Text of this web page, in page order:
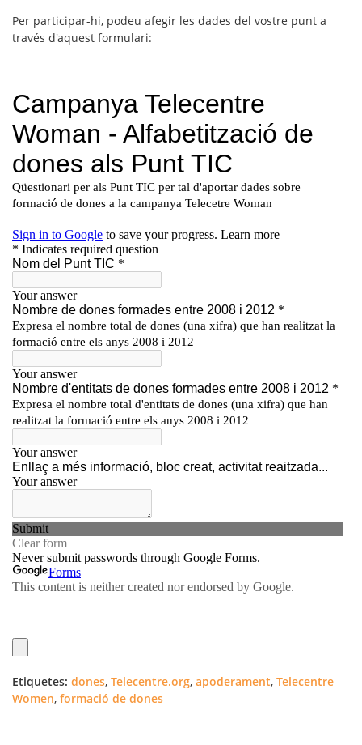
Per participar-hi, podeu afegir les dades del vostre punt a
través d'aquest formulari:
Etiquetes: dones, Telecentre.org, apoderament, Telecentre
Women, formació de dones